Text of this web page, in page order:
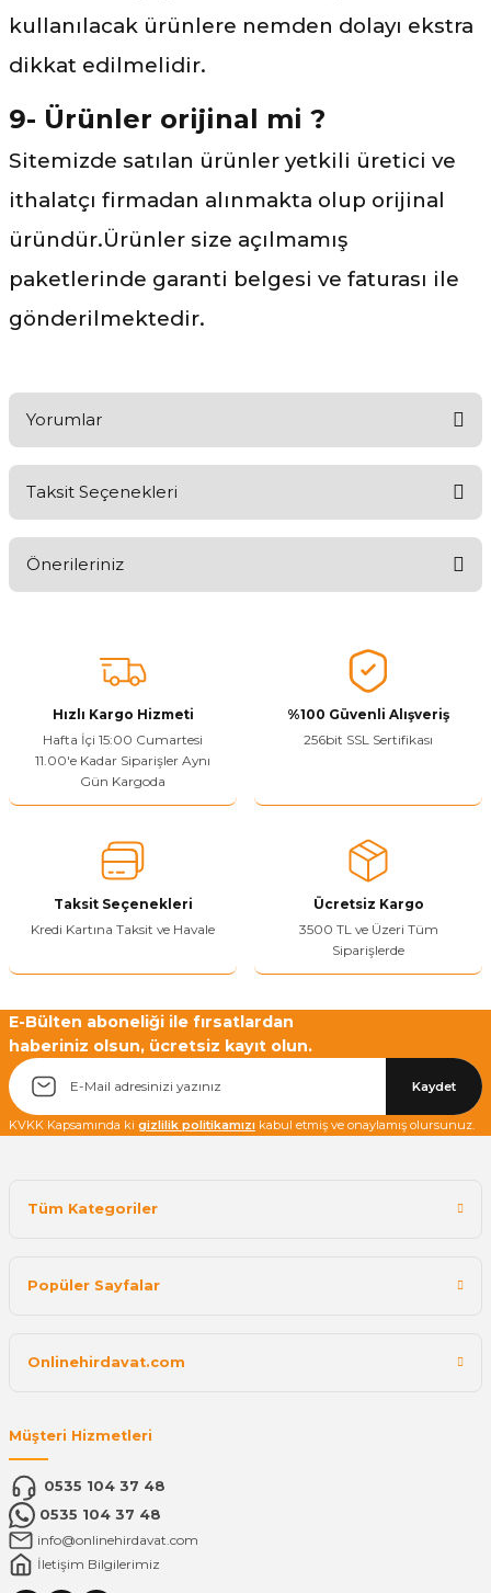
kullanılacak ürünlere nemden dolayı ekstra
dikkat edilmelidir.
9- Ürünler orijinal mi ?
Sitemizde satılan ürünler yetkili üretici ve
ithalatçı firmadan alınmakta olup orijinal
üründür.Ürünler size açılmamış
paketlerinde garanti belgesi ve faturası ile
gönderilmektedir.
Yorumlar
Ürünü Değerlendir
Taksit Seçenekleri
Önerileriniz
tarafımıza iletebilirsiniz.
Görüş ve önerileriniz için teşekkür ederiz.
Ürün resmi kalitesiz, bozuk veya görüntülenemiyor.
Ürün açıklamasında eksik bilgiler bulunuyor.
Sitenize Pek Güvenemedim
Bu ürüne benzer farklı alternatifler olmalı.
Yetkiliye Gönder
Hızlı Kargo Hizmeti
Hafta İçi 15:00 Cumartesi
11.00'e Kadar Siparişler Aynı
Gün Kargoda
%100 Güvenli Alışveriş
256bit SSL Sertifikası
Taksit Seçenekleri
Kredi Kartına Taksit ve Havale
Ücretsiz Kargo
3500 TL ve Üzeri Tüm
Siparişlerde
E-Bülten aboneliği ile fırsatlardan
haberiniz olsun, ücretsiz kayıt olun.
Kaydet
KVKK Kapsamında ki gizlilik politikamızı kabul etmiş ve onaylamış olursunuz.
Tüm Kategoriler
Popüler Sayfalar
Onlinehirdavat.com
Müşteri Hizmetleri
0535 104 37 48
0535 104 37 48
info@onlinehirdavat.com
İletişim Bilgilerimiz